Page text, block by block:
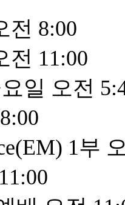
전 8:00
전 11:00
일 오전
1부